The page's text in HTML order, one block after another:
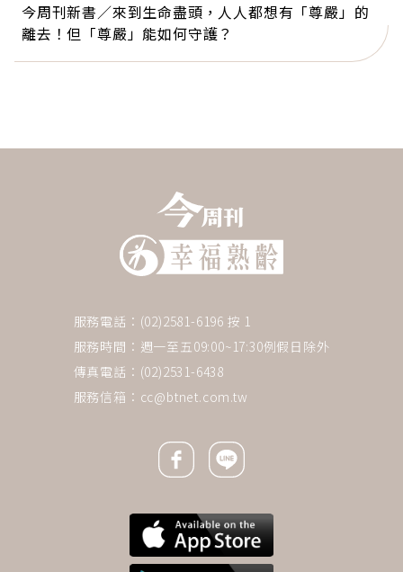
今周刊新書／來到生命盡頭，人人都想有「尊嚴」的
離去！但「尊嚴」能如何守護？
服務電話：(02)2581-6196 按 1
服務時間：週一至五09:00~17:30例假日除外
傳真電話：(02)2531-6438
服務信箱： cc@btnet.com.tw
Facebook icon
Line icon